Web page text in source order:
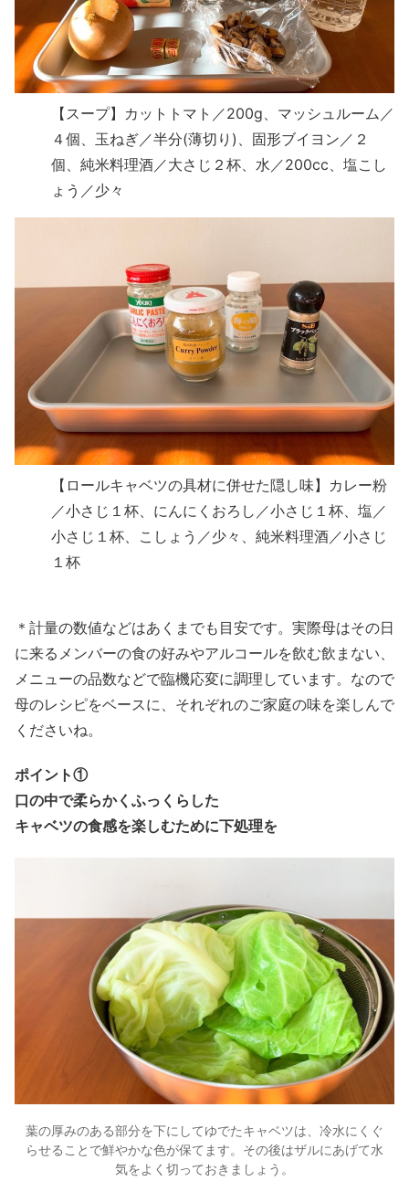
【スープ】カットトマト／200g、マッシュルーム／
４個、玉ねぎ／半分(薄切り)、固形ブイヨン／２
個、純米料理酒／大さじ２杯、水／200cc、塩こし
ょう／少々
【ロールキャベツの具材に併せた隠し味】カレー粉
／小さじ１杯、にんにくおろし／小さじ１杯、塩／
小さじ１杯、こしょう／少々、純米料理酒／小さじ
１杯
＊計量の数値などはあくまでも目安です。実際母はその日
に来るメンバーの食の好みやアルコールを飲む飲まない、
メニューの品数などで臨機応変に調理しています。なので
母のレシピをベースに、それぞれのご家庭の味を楽しんで
くださいね。
ポイント①
口の中で柔らかくふっくらした
キャベツの食感を楽しむために下処理を
葉の厚みのある部分を下にしてゆでたキャベツは、冷水にくぐ
らせることで鮮やかな色が保てます。その後はザルにあげて水
気をよく切っておきましょう。